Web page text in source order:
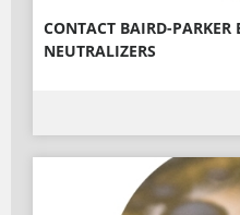
CONTACT BAIRD-PARKER
NEUTRALIZERS